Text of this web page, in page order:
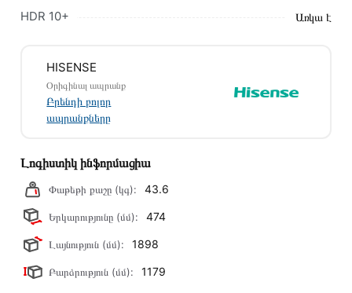
կատարվում է 14 օրվա ընթացքում:
HDR 10+ Առկա է
HISENSE
Օրիգինալ ապրանք
Բրենդի բոլոր
ապրանքները
Լոգիստիկ ինֆորմացիա
Փաթեթի քաշը (կգ): 43.6
Երկարությունը (մմ): 474
Լայնություն (մմ): 1898
Բարձրություն (մմ): 1179